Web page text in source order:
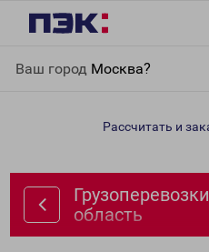
Ваш город Москва?
область
Рассчитать и
область